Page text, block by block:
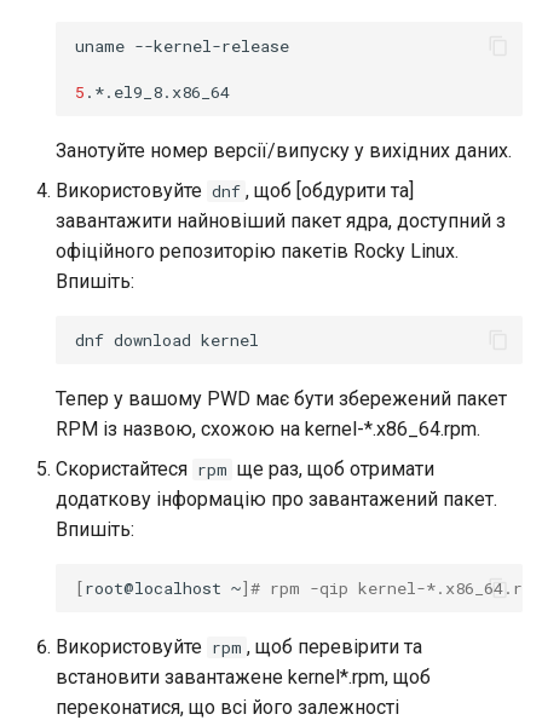
uname --kernel-release
5 .*.el9_8.x86_64
Занотуйте номер версії/випуску у вихідних даних.
Використовуйте dnf , щоб [обдурити та]
завантажити найновіший пакет ядра, доступний з
офіційного репозиторію пакетів Rocky Linux.
Впишіть:
dnf download
Тепер у вашому PWD має бути збережений пакет
RPM із назвою, схожою на kernel-*.x86_64.rpm.
Скористайтеся rpm ще раз, щоб отримати
додаткову інформацію про завантажений пакет.
Впишіть:
[root@localhost ~]# rpm -qip kernel-*.x86_64.rpm
Використовуйте rpm , щоб перевірити та
встановити завантажене kernel*.rpm, щоб
переконатися, що всі його залежності